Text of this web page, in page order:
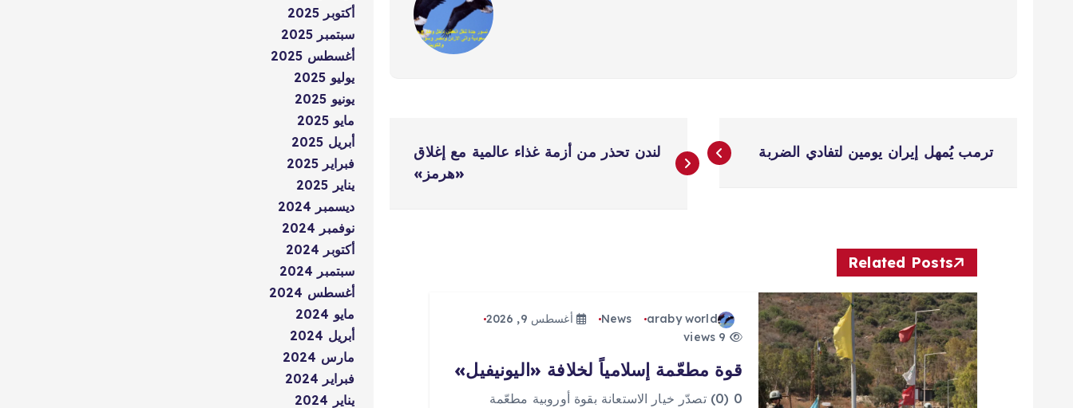
ترمب يُمهل إيران يومين لتفادي الضربة
لندن تحذر من أزمة غذاء عالمية مع إغلاق
«هرمز»
Related Posts
araby world
News
أغسطس 9, 2026
قوة مطعّمة إسلامياً لخلافة «اليونيفيل»
0 (0) تصدّر خيار الاستعانة بقوة أوروبية مطعّمة
أكتوبر 2025
سبتمبر 2025
أغسطس 2025
يوليو 2025
يونيو 2025
مايو 2025
أبريل 2025
فبراير 2025
يناير 2025
ديسمبر 2024
نوفمبر 2024
أكتوبر 2024
سبتمبر 2024
أغسطس 2024
مايو 2024
أبريل 2024
مارس 2024
فبراير 2024
يناير 2024